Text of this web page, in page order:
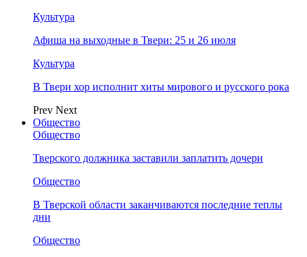
Культура
Афиша на выходные в Твери: 25 и 26 июля
Культура
В Твери хор исполнит хиты мирового и русского рока
Prev Next
Общество
Общество
Тверского должника заставили заплатить дочери
Общество
В Тверской области заканчиваются последние теплы
дни
Общество